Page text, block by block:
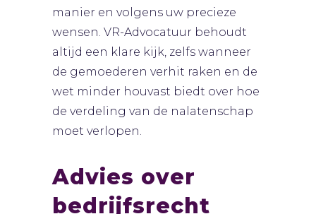
manier en volgens uw precieze
wensen. VR-Advocatuur behoudt
altijd een klare kijk, zelfs wanneer
de gemoederen verhit raken en de
wet minder houvast biedt over hoe
de verdeling van de nalatenschap
moet verlopen.
Advies over
bedrijfsrecht